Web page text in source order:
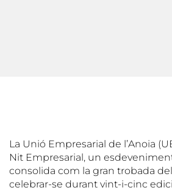
La Unió Empresarial de l’Anoia
Nit Empresarial, un
consolida com la gran trobada
celebrar-se durant vint-i-cinc